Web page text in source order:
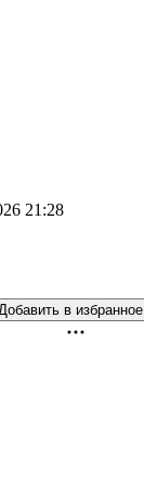
21:28
в избранное